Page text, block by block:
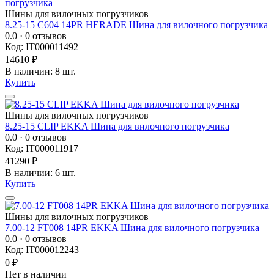
Шины для вилочных погрузчиков
8.25-15 C604 14PR HERADE Шина для вилочного погрузчика
0.0 · 0 отзывов
Код: IT000011492
14610 ₽
В наличии: 8 шт.
Купить
Шины для вилочных погрузчиков
8.25-15 CLIP EKKA Шина для вилочного погрузчика
0.0 · 0 отзывов
Код: IT000011917
41290 ₽
В наличии: 6 шт.
Купить
Шины для вилочных погрузчиков
7.00-12 FT008 14PR EKKA Шина для вилочного погрузчика
0.0 · 0 отзывов
Код: IT000012243
0 ₽
Нет в наличии